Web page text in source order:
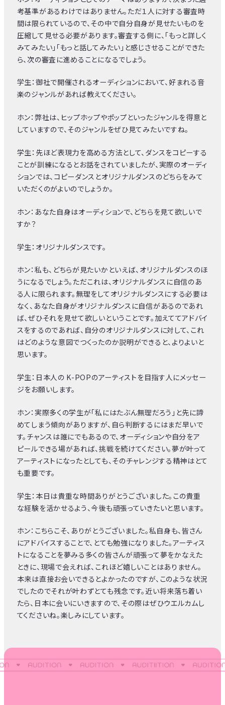
考基準があるわけではありません。ただ１人に対する審査時
間は限られているので、その中で自分自身が見せたいものを
圧縮して見せる必要があります。審査する側に、「もっと詳しく
みてみたい」「もっと話してみたい」と感じさせることができた
ら、次の審査に進めることになるでしょう。
学生：御社で開催されるオーディションにおいて、好まれる音
楽のジャンルがあれば教えてください。
ホン：弊社は、ヒップホップやポップといったジャンルを得意と
していますので、そのジャンルをぜひ見てみたいですね。
学生：先ほど表現力を高める方法として、ダンスをコピーする
ことが訓練になるとお話をされていましたが、実際のオーディ
ションでは、コピーダンスとオリジナルダンスのどちらをみて
いただくのがよいのでしょうか。
ホン：あなた自身はオーディションで、どちらを見て欲しいで
すか？
学生：オリジナルダンスです。
ホン：私も、どちらが見たいかといえば、オリジナルダンスのほ
うになるでしょう。ただこれは、オリジナルダンスに自信のあ
る人に限られます。無理をしてオリジナルダンスにする必要は
なく、あなた自身がオリジナルダンスに自信があるのであれ
ば、ぜひそれを見せて欲しいということです。加えててアドバイ
スをするのであれば、自分のオリジナルダンスに対して、これ
はどのような意図でつくったのか説明ができると、よりよいと
思います。
学生：日本人の K-POPのアーティストを目指す人にメッセー
ジをお願いします。
ホン：実際多くの学生が「私にはたぶん無理だろう」と先に諦
めてしまう傾向がありますが、自ら判断するにはまだ早いで
す。チャンスは誰にでもあるので、オーディションや自分をア
ピールできる場があれば、挑戦を続けてください。夢が叶って
アーティストになったとしても、そのチャレンジする精神はとて
も重要です。
学生：本日は貴重な時間ありがとうございました。この貴重
な経験を活かせるよう、今後も頑張っていきたいと思います。
ホン：こちらこそ、ありがとうございました。私自身も、皆さん
にアドバイスすることで、とても勉強になりました。アーティス
トになることを夢みる多くの皆さんが頑張って夢をかなえた
ときに、現場で会えれば、これほど嬉しいことはありません。
本来は直接お会いできるとよかったのですが、このような状況
でしたのでそれが叶わずとても残念です。近い将来落ち着い
たら、日本に会いにいきますので、その際はぜひウエルカムし
てくださいね。楽しみにしています。